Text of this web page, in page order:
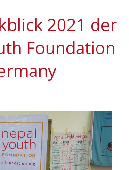
2021 der
Foundation